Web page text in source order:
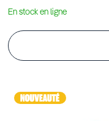
En stock en ligne